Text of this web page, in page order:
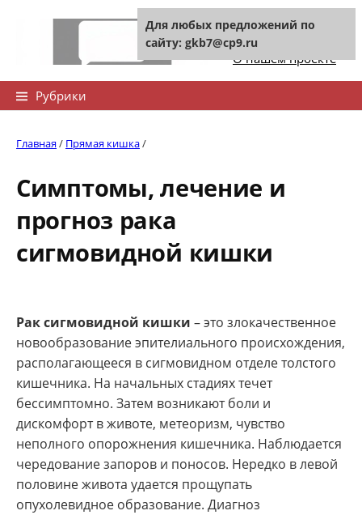
Контакты сайта
О нашем проекте
Рубрики
Главная/ Прямая кишка/
Симптомы, лечение и
прогноз рака
сигмовидной кишки
Рак сигмовидной кишки – это злокачественное
новообразование эпителиального происхождения,
располагающееся в сигмовидном отделе толстого
кишечника. На начальных стадиях течет
бессимптомно. Затем возникают боли и
дискомфорт в животе, метеоризм, чувство
неполного опорожнения кишечника. Наблюдается
чередование запоров и поносов. Нередко в левой
половине живота удается прощупать
опухолевидное образование. Диагноз
Для любых предложений по
сайту: gkb7@cp9.ru